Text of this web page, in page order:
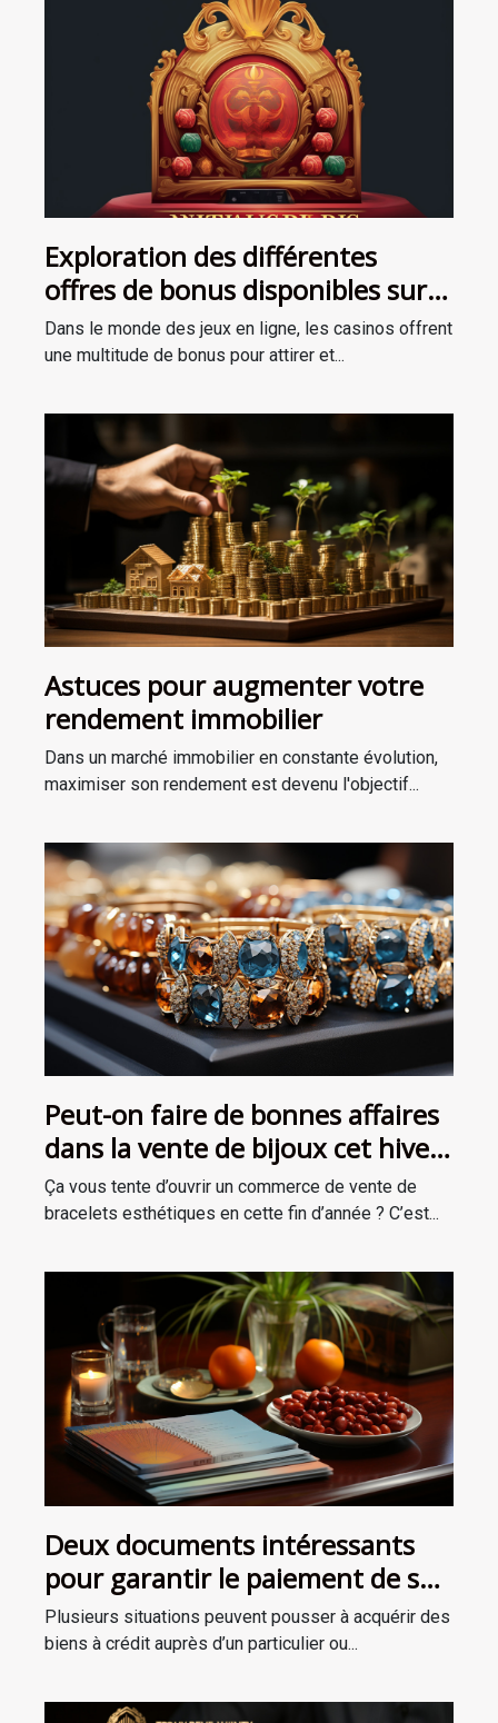
Exploration des différentes
offres de bonus disponibles sur
les casinos en ligne au Canada
Dans le monde des jeux en ligne, les casinos offrent
une multitude de bonus pour attirer et...
Astuces pour augmenter votre
rendement immobilier
Dans un marché immobilier en constante évolution,
maximiser son rendement est devenu l'objectif...
Peut-on faire de bonnes affaires
dans la vente de bijoux cet hiver
?
Ça vous tente d’ouvrir un commerce de vente de
bracelets esthétiques en cette fin d’année ? C’est...
Deux documents intéressants
pour garantir le paiement de son
crédit
Plusieurs situations peuvent pousser à acquérir des
biens à crédit auprès d’un particulier ou...